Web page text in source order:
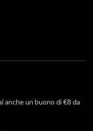
anche un buono di €8 da